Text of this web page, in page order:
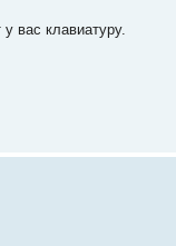
вас клавиатуру.